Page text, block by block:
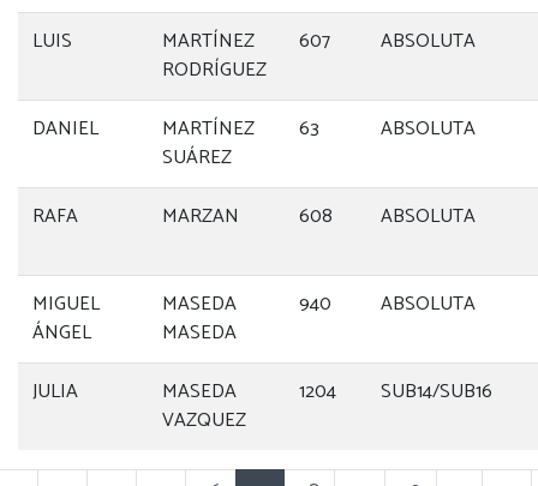
LUIS
MARTÍNEZ
RODRÍGUEZ
607 ABSOLUTA
DANIEL
MARTÍNEZ
SUÁREZ
63 ABSOLUTA
RAFA MARZAN 608 ABSOLUTA
MIGUEL
ÁNGEL
MASEDA
MASEDA
940 ABSOLUTA
JULIA
MASEDA
VAZQUEZ
1204 SUB14/SUB16